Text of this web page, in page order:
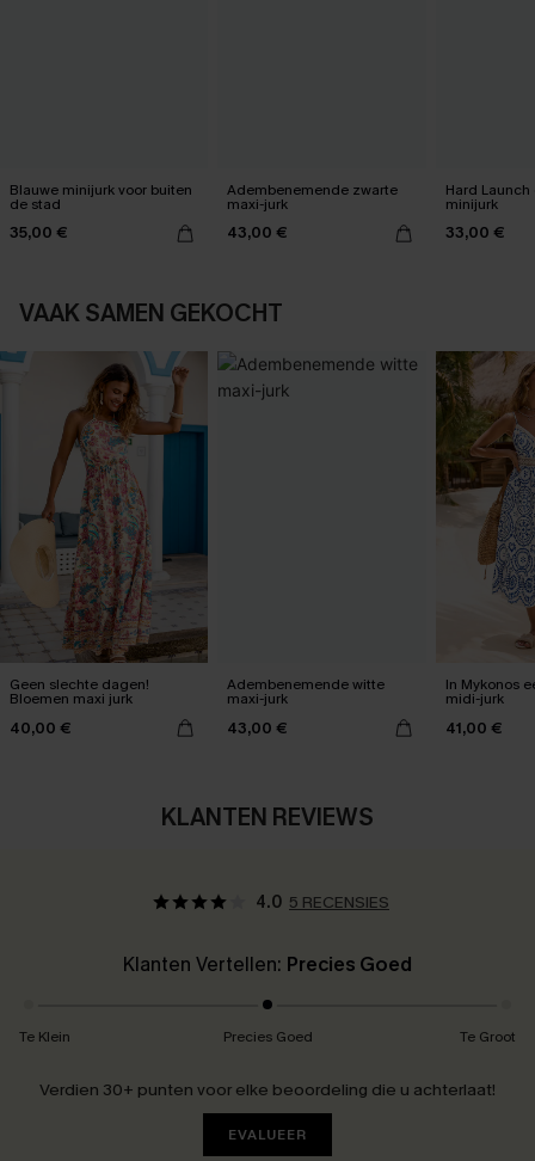
Blauwe minijurk voor buiten
de stad
35,00 €
Adembenemende zwarte
maxi-jurk
43,00 €
Hard
minijurk
33,00 €
VAAK SAMEN GEKOCHT
Geen slechte dagen!
Bloemen maxi jurk
40,00 €
Adembenemende witte
maxi-jurk
43,00 €
In Mykonos
midi-jurk
41,00 €
KLANTEN REVIEWS
4.0 5 RECENSIES
Klanten Vertellen: Precies Goed
Te Klein Precies Goed Te Groot
Verdien 30+ punten voor elke beoordeling die u achterlaat!
EVALUEER